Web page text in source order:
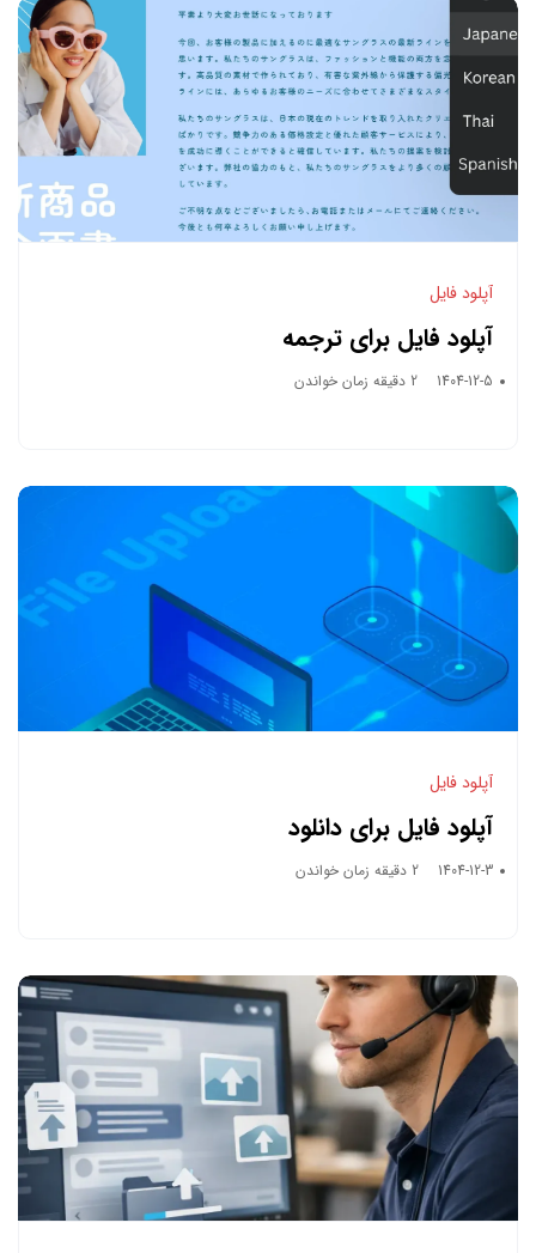
آپلود فایل
آپلود فایل برای ترجمه
1404-12-5 2 دقیقه زمان خواندن
آپلود فایل
آپلود فایل برای دانلود
1404-12-3 2 دقیقه زمان خواندن